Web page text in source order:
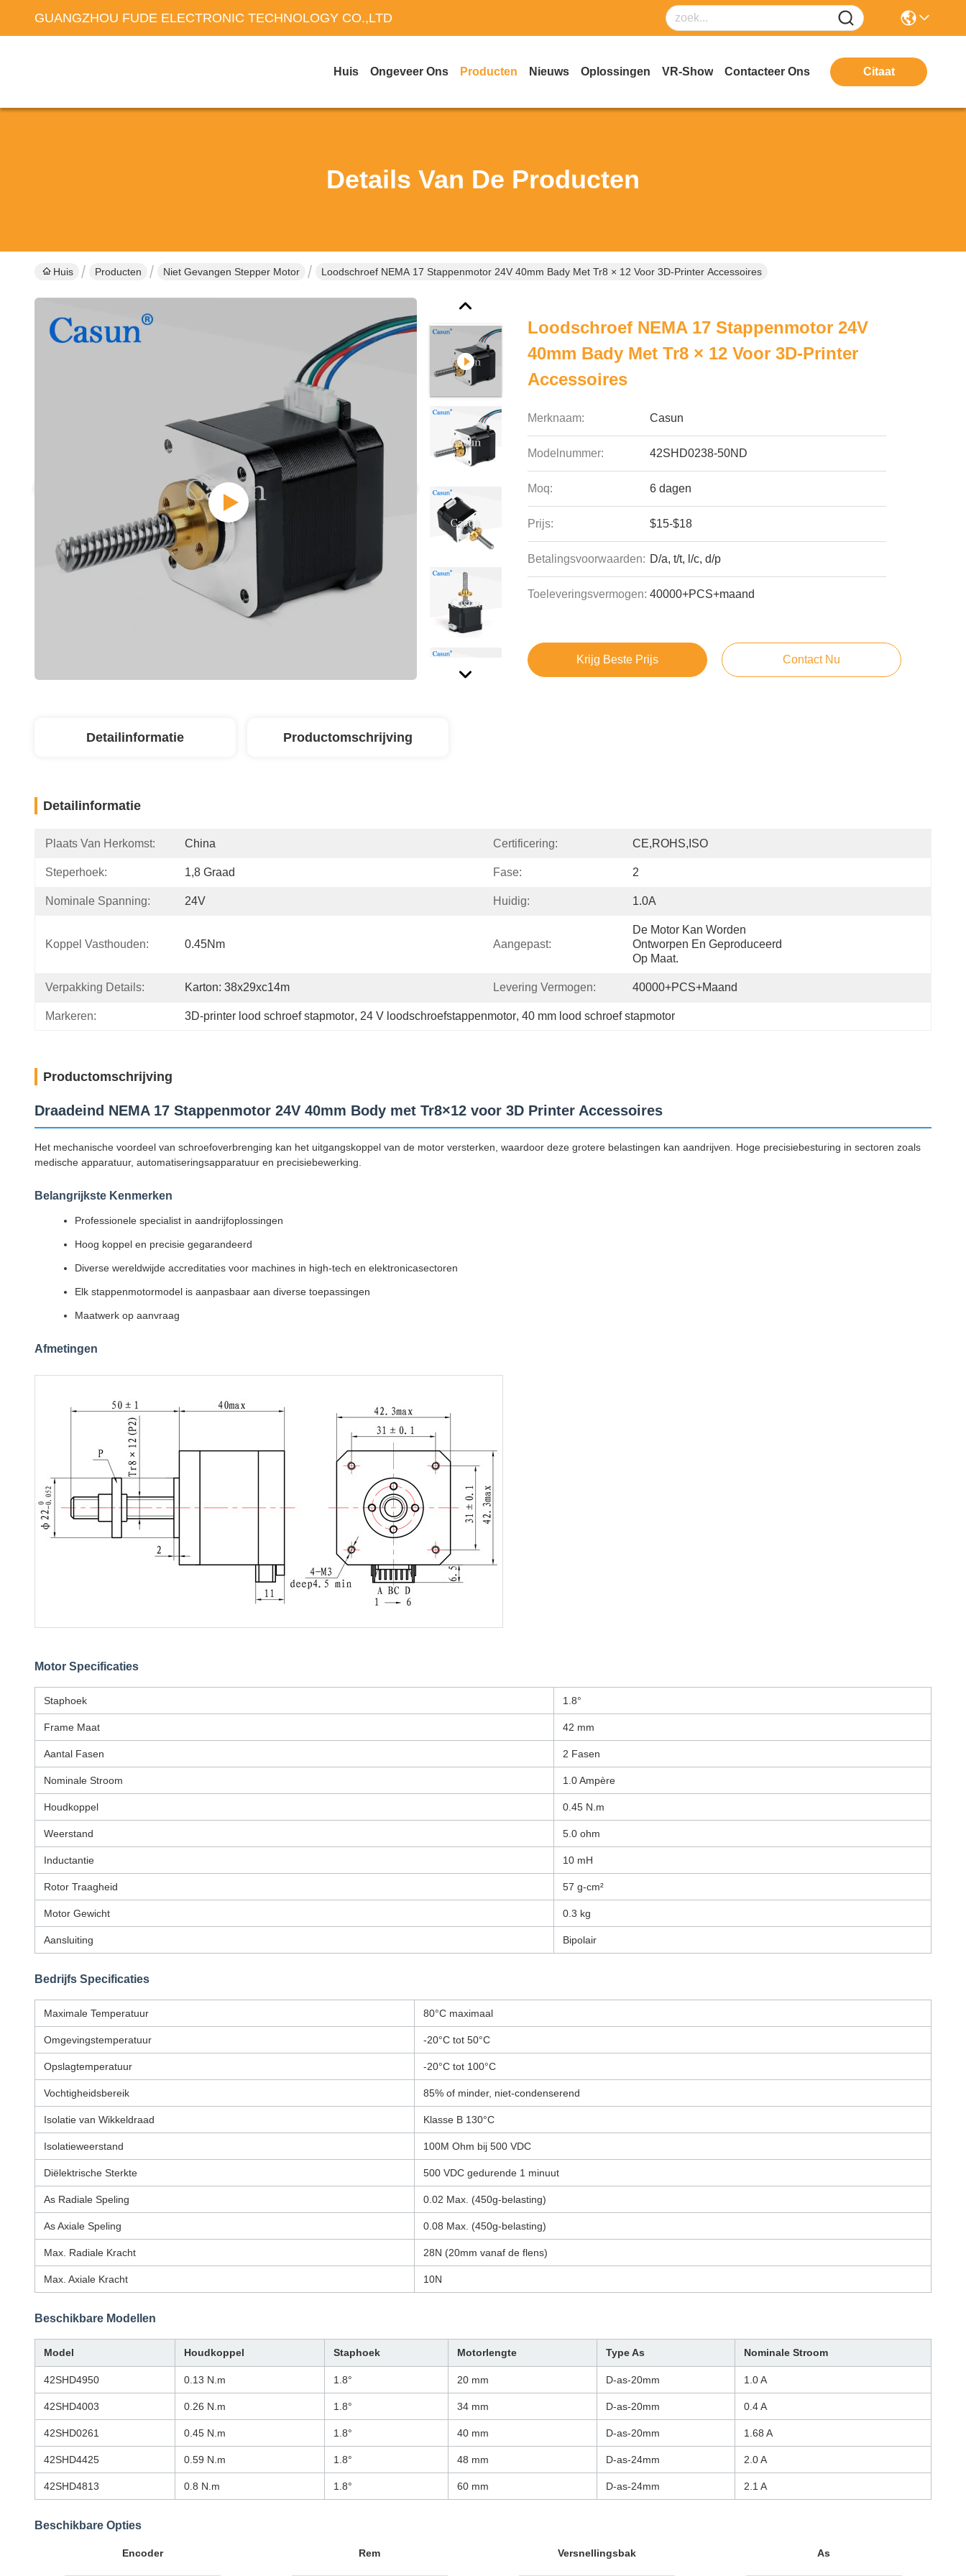
GUANGZHOU FUDE ELECTRONIC TECHNOLOGY CO.,LTD
Huis Ongeveer Ons Producten Nieuws Oplossingen VR-Show Contacteer Ons Citaat
Details Van De Producten
Huis Producten Niet Gevangen Stepper Motor Loodschroef NEMA 17 Stappenmotor 24V 40mm Bady Met Tr8 × 12 Voor 3D-Printer Accessoires
Loodschroef NEMA 17 Stappenmotor 24V
40mm Bady Met Tr8 × 12 Voor 3D-Printer
Accessoires
Merknaam: Casun
Modelnummer: 42SHD0238-50ND
Moq: 6 dagen
Prijs: $15-$18
Betalingsvoorwaarden: D/a, t/t, l/c, d/p
Toeleveringsvermogen: 40000+PCS+maand
Krijg Beste Prijs Contact Nu
Detailinformatie Productomschrijving
Detailinformatie
Plaats Van Herkomst: China Certificering: CE,ROHS,ISO
Steperhoek: 1,8 Graad Fase: 2
Nominale Spanning: 24V Huidig: 1.0A
Koppel Vasthouden: 0.45Nm Aangepast:
De Motor Kan Worden
Ontworpen En Geproduceerd
Op Maat.
Verpakking Details: Karton: 38x29xc14m Levering Vermogen: 40000+PCS+maand
Markeren: 3D-printer lood schroef stapmotor, 24 V loodschroefstappenmotor, 40 mm lood schroef stapmotor
Productomschrijving
Draadeind NEMA 17 Stappenmotor 24V 40mm Body met Tr8×12 voor 3D Printer Accessoires
Het mechanische voordeel van schroefoverbrenging kan het uitgangskoppel van de motor versterken, waardoor deze grotere belastingen kan aandrijven. Hoge precisiebesturing in sectoren zoals
medische apparatuur, automatiseringsapparatuur en precisiebewerking.
Belangrijkste Kenmerken
Professionele specialist in aandrijfoplossingen
Hoog koppel en precisie gegarandeerd
Diverse wereldwijde accreditaties voor machines in high-tech en elektronicasectoren
Elk stappenmotormodel is aanpasbaar aan diverse toepassingen
Maatwerk op aanvraag
Afmetingen
Motor Specificaties
Staphoek 1.8°
Frame Maat 42 mm
Aantal Fasen 2 Fasen
Nominale Stroom 1.0 Ampère
Houdkoppel 0.45 N.m
Weerstand 5.0 ohm
Inductantie 10 mH
Rotor Traagheid 57 g-cm²
Motor Gewicht 0.3 kg
Aansluiting Bipolair
Bedrijfs Specificaties
Maximale Temperatuur 80°C maximaal
Omgevingstemperatuur -20°C tot 50°C
Opslagtemperatuur -20°C tot 100°C
Vochtigheidsbereik 85% of minder, niet-condenserend
Isolatie van Wikkeldraad Klasse B 130°C
Isolatieweerstand 100M Ohm bij 500 VDC
Diëlektrische Sterkte 500 VDC gedurende 1 minuut
As Radiale Speling 0.02 Max. (450g-belasting)
As Axiale Speling 0.08 Max. (450g-belasting)
Max. Radiale Kracht 28N (20mm vanaf de flens)
Max. Axiale Kracht 10N
Beschikbare Modellen
Model Houdkoppel Staphoek Motorlengte Type As Nominale Stroom
42SHD4950 0.13 N.m 1.8° 20 mm D-as-20mm 1.0 A
42SHD4003 0.26 N.m 1.8° 34 mm D-as-20mm 0.4 A
42SHD0261 0.45 N.m 1.8° 40 mm D-as-20mm 1.68 A
42SHD4425 0.59 N.m 1.8° 48 mm D-as-24mm 2.0 A
42SHD4813 0.8 N.m 1.8° 60 mm D-as-24mm 2.1 A
Beschikbare Opties
Encoder Rem Versnellingsbak As